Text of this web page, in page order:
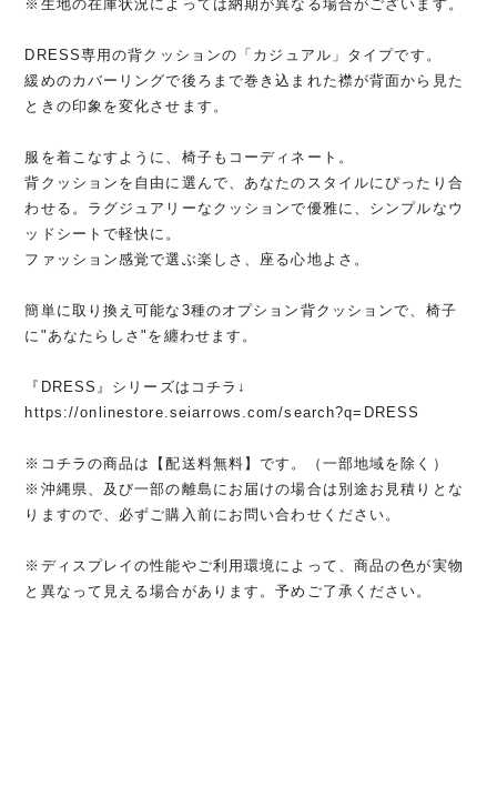
※生地の在庫状況によっては納期が異なる場合がございます。
DRESS専用の背クッションの「カジュアル」タイプです。
緩めのカバーリングで後ろまで巻き込まれた襟が背面から見た
ときの印象を変化させます。
服を着こなすように、椅子もコーディネート。
背クッションを自由に選んで、あなたのスタイルにぴったり合
わせる。ラグジュアリーなクッションで優雅に、シンプルなウ
ッドシートで軽快に。
ファッション感覚で選ぶ楽しさ、座る心地よさ。
簡単に取り換え可能な3種のオプション背クッションで、椅子
に"あなたらしさ"を纏わせます。
『DRESS』シリーズはコチラ↓
https://onlinestore.seiarrows.com/search?q=DRESS
※コチラの商品は【配送料無料】です。（一部地域を除く）
※沖縄県、及び一部の離島にお届けの場合は別途お見積りとな
りますので、必ずご購入前にお問い合わせください。
※ディスプレイの性能やご利用環境によって、商品の色が実物
と異なって見える場合があります。予めご了承ください。